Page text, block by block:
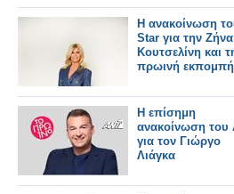
Η ανακοίνωση
Star για την Ζήνα
Κουτσελίνη και
πρωινή εκπομπή
Η επίσημη
ανακοίνωση του
για τον Γιώργο
Λιάγκα